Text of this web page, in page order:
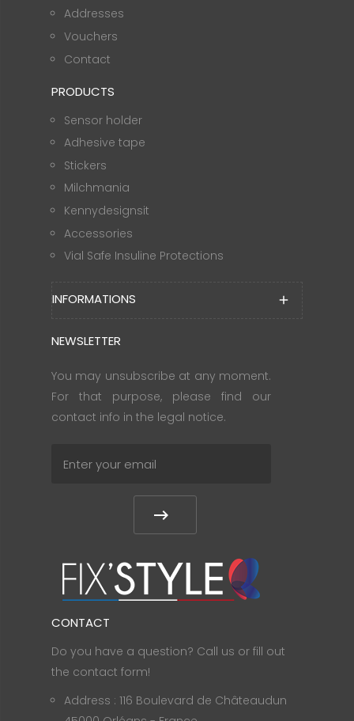
Addresses
Vouchers
Contact
PRODUCTS
Sensor holder
Adhesive tape
Stickers
Milchmania
Kennydesignsit
Accessories
Vial Safe Insuline Protections
INFORMATIONS add
NEWSLETTER
You may unsubscribe at any moment.
For that purpose, please find our
contact info in the legal notice.
CONTACT
Do you have a question? Call us or fill out
the contact form!
Address : 116 Boulevard de Châteaudun